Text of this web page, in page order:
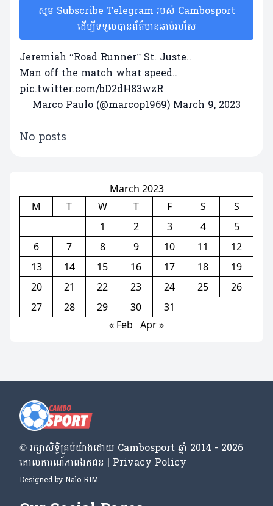
សូម Subscribe Telegram របស់ Cambosport
ដើម្បីទទួលបានព័ត៌មានឆាប់រហ័ស
Jeremiah “Road Runner” St. Juste..
Man off the match what speed..
pic.twitter.com/bD2dH83wzR
— Marco Paulo (@marcop1969) March 9, 2023
No posts
March 2023
M
T W T F S
S
1
2 3 4
5
6
7 8 9 10 11
12
13
14 15 16 17 18
19
20
21 22 23 24 25
26
27
28 29 30
31
« Feb Apr »
© រក្សា​សិទ្ធិ​គ្រប់​យ៉ាង​ដោយ​ Cambosport ឆ្នាំ 2014 - 2026
គោលការណ៍​ភាព​ឯកជន | Privacy Policy
Designed by Nalo RIM